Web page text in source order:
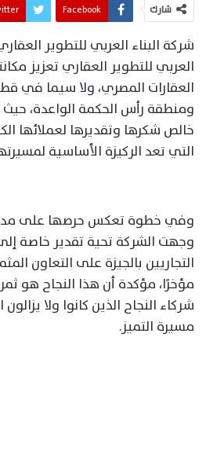
شارك Facebook
شركة البناء العربي للتطوير
العربي للتطوير العقاري تعزيز
العقارات المصري، ولا سيما في
ومنطقة رأس الحكمة الواعدة، حيث
خالص شكرها وتقديرها لعملائها
التي تعد الركيزة الأساسية
وفي خطوة تعكس حرصها على مد
وجهت الشركة تحية تقدير خاصة
التجاريين بالجيزة على التعاون
مؤخرًا، مؤكدة أن هذا النجاح هو
شركاء النجاح الذين كانوا ولا
مسيرة التميز.